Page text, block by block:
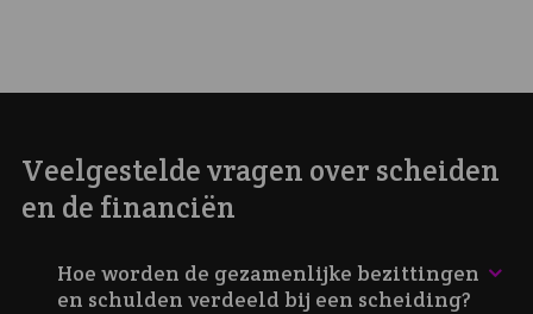
Veelgestelde vragen over scheiden
en de financiën
Hoe worden de gezamenlijke bezittingen
en schulden verdeeld bij een scheiding?